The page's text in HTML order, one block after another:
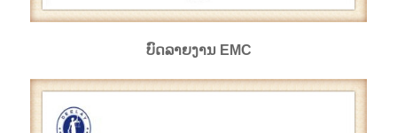
ບົດລາຍງານ EMC